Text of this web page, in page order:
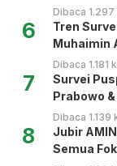
Dibaca 1.297
6
Tren
Muhaimin
Dibaca 1.181
7
Survei
Prabowo
Dibaca 1.139
8
Jubir
Semua